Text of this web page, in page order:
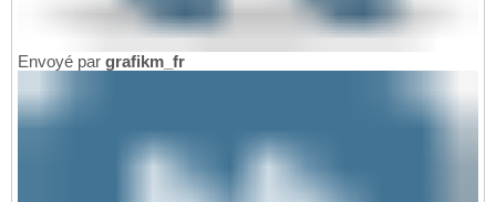
Envoyé par grafikm_fr